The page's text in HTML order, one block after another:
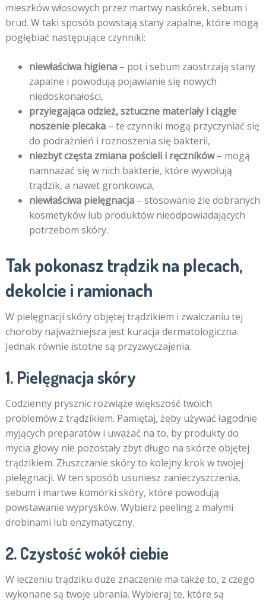
mieszków włosowych przez martwy naskórek, sebum i
brud. W taki sposób powstają stany zapalne, które mogą
pogłębiać następujące czynniki:
niewłaściwa higiena– pot i sebum zaostrzają stany
zapalne i powodują pojawianie się nowych
niedoskonałości,
przylegająca odzież, sztuczne materiały i ciągłe
noszenie plecaka– te czynniki mogą przyczyniać się
do podrażnień i roznoszenia się bakterii,
niezbyt częsta zmiana pościeli i ręczników– mogą
namnażać się w nich bakterie, które wywołują
trądzik, a nawet gronkowca,
niewłaściwa pielęgnacja– stosowanie źle dobranych
kosmetyków lub produktów nieodpowiadających
potrzebom skóry.
Tak pokonasz trądzik na plecach,
dekolcie i ramionach
W pielęgnacji skóry objętej trądzikiem i zwalczaniu tej
choroby najważniejsza jest kuracja dermatologiczna.
Jednak równie istotne są przyzwyczajenia.
1. Pielęgnacja skóry
Codzienny prysznic rozwiąże większość twoich
problemów z trądzikiem. Pamiętaj, żeby używać łagodnie
myjących preparatów i uważać na to, by produkty do
mycia głowy nie pozostały zbyt długo na skórze objętej
trądzikiem. Złuszczanie skóry to kolejny krok w twojej
pielęgnacji. W ten sposób usuniesz zanieczyszczenia,
sebum i martwe komórki skóry, które powodują
powstawanie wyprysków. Wybierz peeling z małymi
drobinami lub enzymatyczny.
2. Czystość wokół ciebie
W leczeniu trądziku duże znaczenie ma także to, z czego
wykonane są twoje ubrania. Wybieraj te, które są